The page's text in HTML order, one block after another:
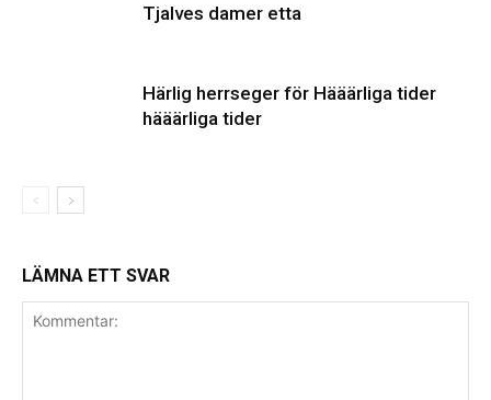
Tjalves damer etta
Härlig herrseger för Hääärliga tider
hääärliga tider
LÄMNA ETT SVAR